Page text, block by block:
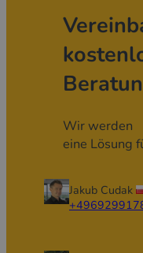
Wir werden
eine Lösung
Jakub Cudak